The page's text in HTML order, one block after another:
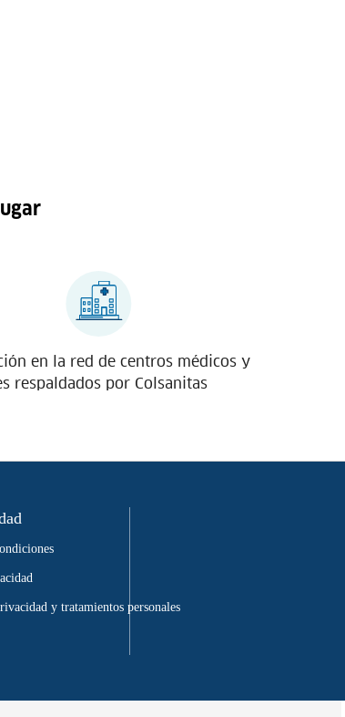
en la red de centros médicos y
respaldados por Colsanitas
y tratamientos personales